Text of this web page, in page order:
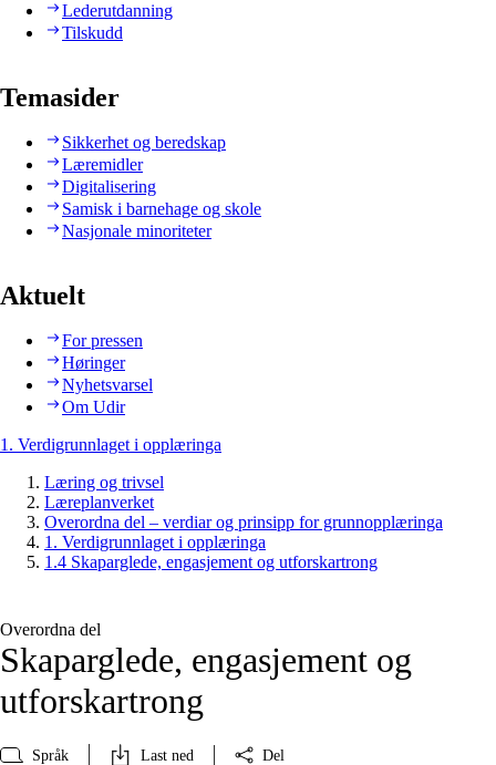
Lederutdanning
Tilskudd
Temasider
Sikkerhet og beredskap
Læremidler
Digitalisering
Samisk i barnehage og skole
Nasjonale minoriteter
Aktuelt
For pressen
Høringer
Nyhetsvarsel
Om Udir
1. Verdigrunnlaget i opplæringa
Læring og trivsel
Læreplanverket
Overordna del – verdiar og prinsipp for grunnopplæringa
1. Verdigrunnlaget i opplæringa
1.4 Skaparglede, engasjement og utforskartrong
Overordna del
Skaparglede, engasjement og
utforskartrong
Språk Last ned Del